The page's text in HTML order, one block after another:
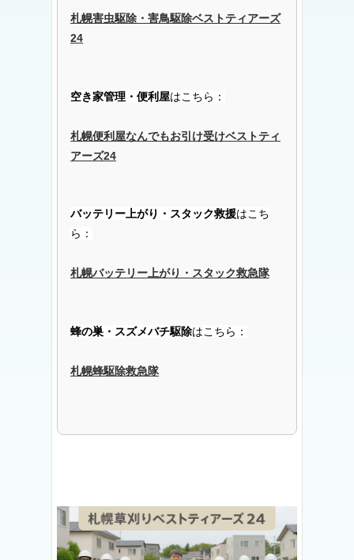
札幌害虫駆除・害鳥駆除ベストティアーズ
24
空き家管理・便利屋はこちら：
札幌便利屋なんでもお引け受けベストティ
アーズ24
バッテリー上がり・スタック救援はこち
ら：
札幌バッテリー上がり・スタック救急隊
蜂の巣・スズメバチ駆除はこちら：
札幌蜂駆除救急隊